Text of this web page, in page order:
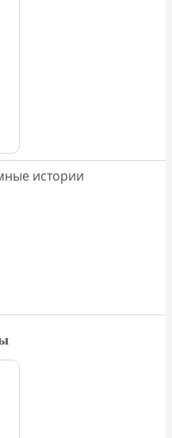
истории